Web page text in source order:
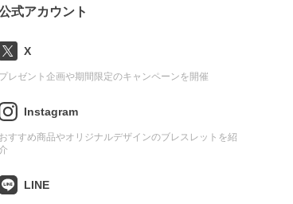
式アカウント
X
プレゼント企画や期間限定のキャンペーンを開催
Instagram
おすすめ商品やオリジナルデザインのブレスレットを紹
LINE